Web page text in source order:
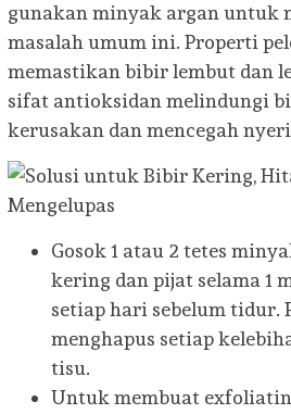
gunakan minyak argan untuk
masalah umum ini. Properti
memastikan bibir lembut dan
sifat antioksidan melindungi
kerusakan dan mencegah
Gosok 1 atau 2 tetes
kering dan pijat selama 1
setiap hari sebelum tidur.
menghapus setiap
tisu.
Untuk membuat